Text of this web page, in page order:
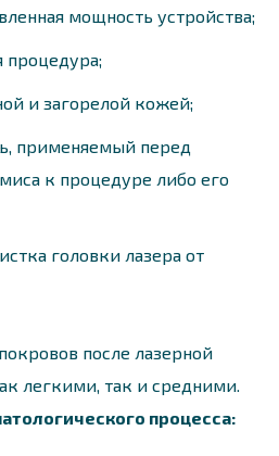
мощность устройства;
процедура;
и загорелой кожей;
применяемый перед
к процедуре либо его
головки лазера от
после лазерной
легкими, так и средними.
процесса: